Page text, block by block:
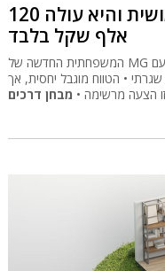
זו מכונית זריזה, אולטרה שימושית והיא עולה 120
אלף שקל בלבד
המשפחתית החדשה של MG מצליחה להציב רף חדש של תמורה בפלח עם
שגרתי • הטווח מוגבל יחסית, אך
זו הצעה מרשימה • מבחן דרכים